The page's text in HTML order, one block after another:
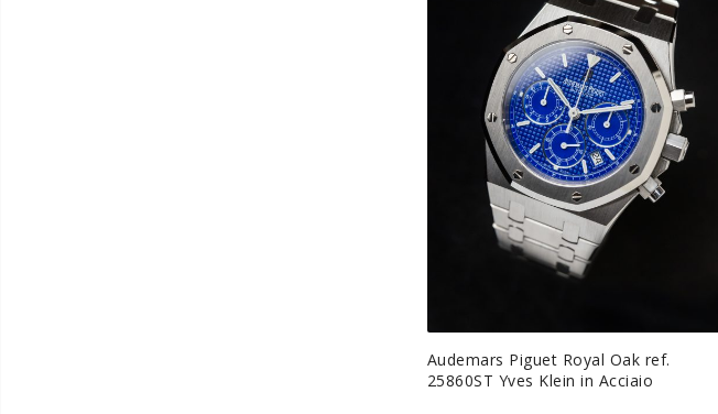
Audemars Piguet Royal Oak ref.
25860ST Yves Klein in Acciaio